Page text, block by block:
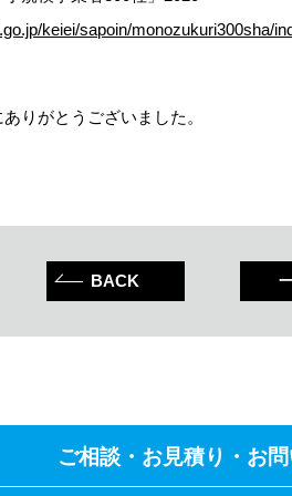
keiei/sapoin/monozukuri300sha/
りがとうございました。
BACK
ご相談・お見積り・ お